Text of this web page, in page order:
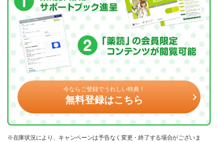
今ならご登録でうれしい特典！
無料登録はこちら
※在庫状況により、キャンペーンは予告なく変更・終了する場合がございま